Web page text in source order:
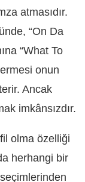
atmasıdır.
“On Da
“What To
onun
Ancak
imkânsızdır.
olma özelliği
herhangi bir